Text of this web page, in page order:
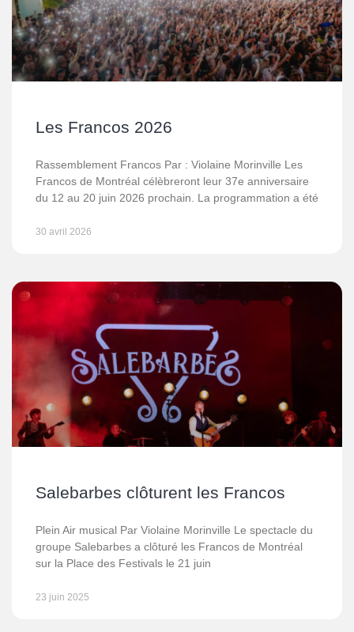
Les Francos 2026
Rassemblement Francos Par : Violaine Morinville Les
Francos de Montréal célèbreront leur 37e anniversaire
du 12 au 20 juin 2026 prochain. La programmation a été
30 avril 2026
Salebarbes clôturent les Francos
Plein Air musical Par Violaine Morinville Le spectacle du
groupe Salebarbes a clôturé les Francos de Montréal
sur la Place des Festivals le 21 juin
23 juin 2025